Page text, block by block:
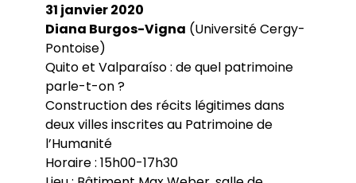
31 janvier 2020
Diana Burgos-Vigna (Université Cergy-
Pontoise)
Quito et Valparaíso : de quel patrimoine
parle-t-on ?
Construction des récits légitimes dans
deux villes inscrites au Patrimoine de
l’Humanité
Horaire : 15h00-17h30